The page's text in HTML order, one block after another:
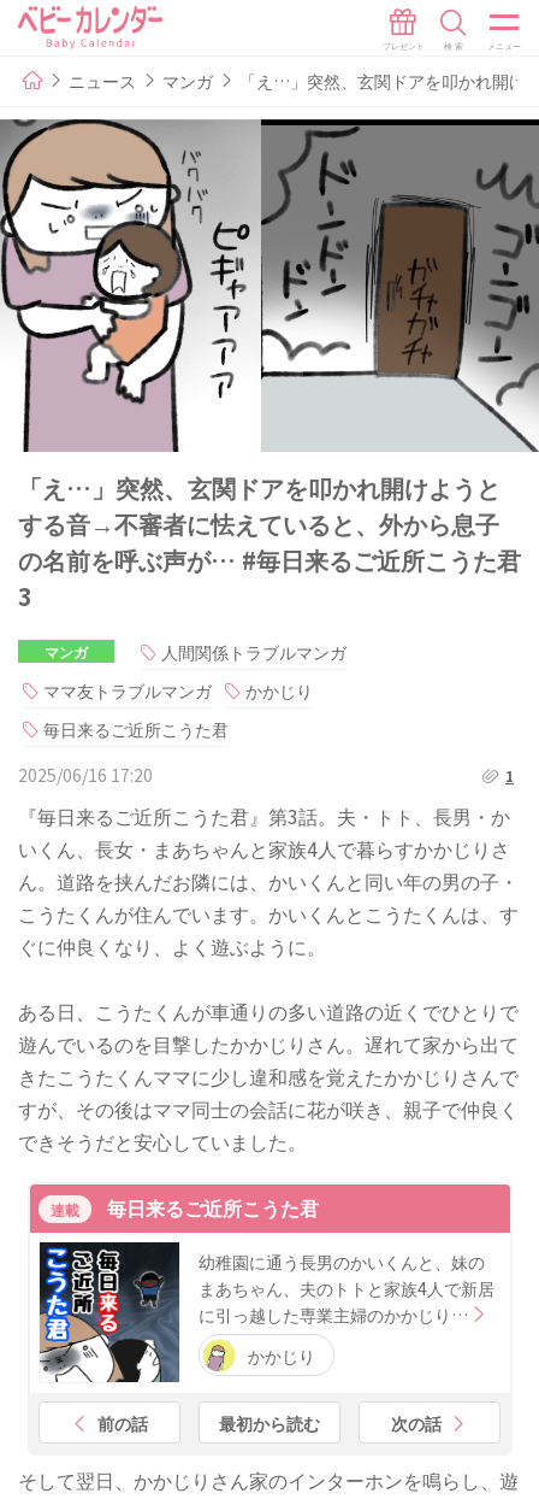
ニュース マンガ 「え…」突然、玄関ドアを叩かれ開
「え…」突然、玄関ドアを叩かれ開けようと
する音→不審者に怯えていると、外から息子
の名前を呼ぶ声が… #毎日来るご近所こうた君
3
マンガ
人間関係トラブルマンガ
ママ友トラブルマンガ
かかじり
毎日来るご近所こうた君
2025/06/16 17:20
1
『毎日来るご近所こうた君』第3話。夫・トト、長男・か
いくん、長女・まあちゃんと家族4人で暮らすかかじりさ
ん。道路を挟んだお隣には、かいくんと同い年の男の子・
こうたくんが住んでいます。かいくんとこうたくんは、す
ぐに仲良くなり、よく遊ぶように。
ある日、こうたくんが車通りの多い道路の近くでひとりで
遊んでいるのを目撃したかかじりさん。遅れて家から出て
きたこうたくんママに少し違和感を覚えたかかじりさんで
すが、その後はママ同士の会話に花が咲き、親子で仲良く
できそうだと安心していました。
連載 毎日来るご近所こうた君
幼稚園に通う長男のかいくんと、妹の
まあちゃん、夫のトトと家族4人で新居
に引っ越した専業主婦のかかじり…
かかじり
前の話 最初から読む 次の話
そして翌日、かかじりさん家のインターホンを鳴らし、遊